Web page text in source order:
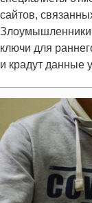
сайтов,
Злоумышленники
ключи для
и крадут данные